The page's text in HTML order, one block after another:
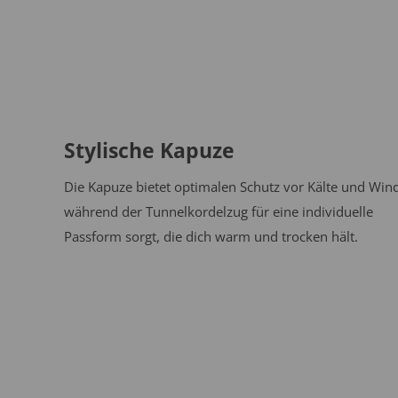
Stylische Kapuze
Die Kapuze bietet optimalen Schutz vor Kälte und
während der Tunnelkordelzug für eine individuelle
Passform sorgt, die dich warm und trocken hält.